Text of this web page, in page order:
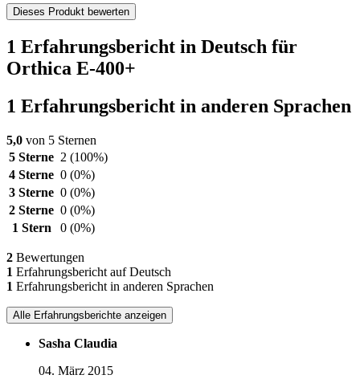
Dieses Produkt bewerten
1 Erfahrungsbericht in Deutsch für
Orthica E-400+
1 Erfahrungsbericht in anderen Sprachen
5,0 von 5 Sternen
5 Sterne 2 (100%)
4 Sterne 0 (0%)
3 Sterne 0 (0%)
2 Sterne 0 (0%)
1 Stern
0 (0%)
2 Bewertungen
1 Erfahrungsbericht auf Deutsch
1 Erfahrungsbericht in anderen Sprachen
Alle Erfahrungsberichte anzeigen
Sasha Claudia
04. März 2015